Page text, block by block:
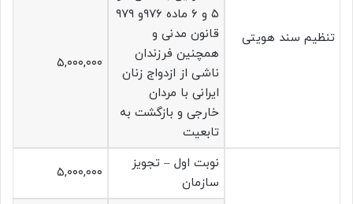
تنظیم سند هویتی
۵ و ۶ ماده ۹۷۶و ۹۷۹
قانون مدنی و
همچنین فرزندان
ناشی از ازدواج زنان
ایرانی با مردان
خارجی و بازگشت به
تابعیت
۵,۰۰۰,۰۰۰
نوبت اول – تجویز
سازمان
۵,۰۰۰,۰۰۰